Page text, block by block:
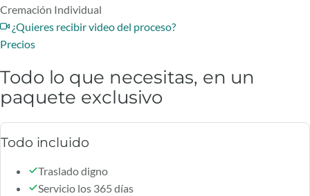
Cremación Individual
¿Quieres recibir video del proceso?
Precios
Todo lo que necesitas, en un
paquete exclusivo
Todo incluido
Traslado digno
Servicio los 365 días